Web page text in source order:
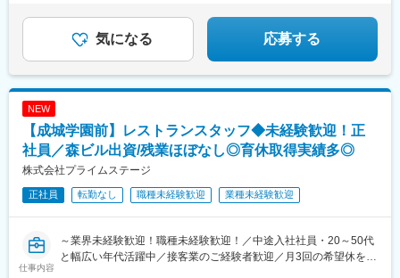
気になる 応募する
NEW
【成城学園前】レストランスタッフ◆未経験歓迎！正
社員／森ビル出資/残業ほぼなし◎育休取得実績多◎
株式会社プライムステージ
正社員 転勤なし 職種未経験歓迎 業種未経験歓迎
仕事内容
～業界未経験歓迎！職種未経験歓迎！／中途入社社員・20～50代
と幅広い年代活躍中／接客業のご経験者歓迎／月3回の希望休を取